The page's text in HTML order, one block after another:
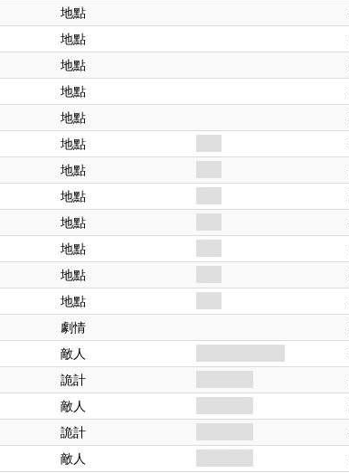
地點
地點
地點
地點
地點
地點
地點
地點
地點
地點
地點
地點
劇情
敵人
詭計
敵人
詭計
敵人